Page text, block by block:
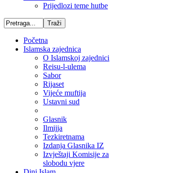
Prijedlozi teme hutbe
Početna
Islamska zajednica
O Islamskoj zajednici
Reisu-l-ulema
Sabor
Rijaset
Vijeće muftija
Ustavni sud
Glasnik
Ilmijja
Tezkiretnama
Izdanja Glasnika IZ
Izvještaji Komisije za
slobodu vjere